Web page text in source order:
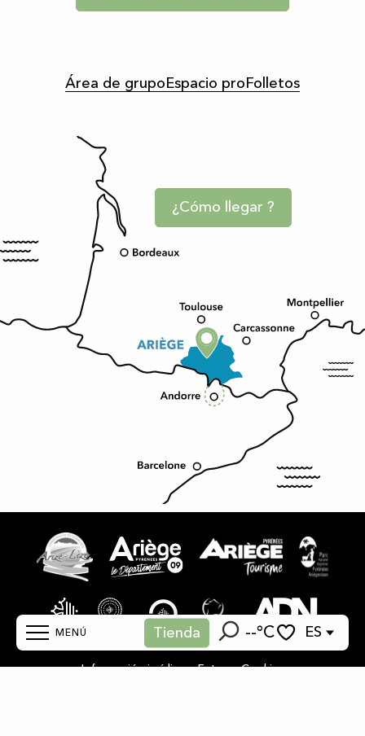
MENÚ Tienda --°C
Buscar
ES
Área de grupo Espacio pro Folletos
¿Cómo llegar ?
Información jurídica - Fotos - Cookies